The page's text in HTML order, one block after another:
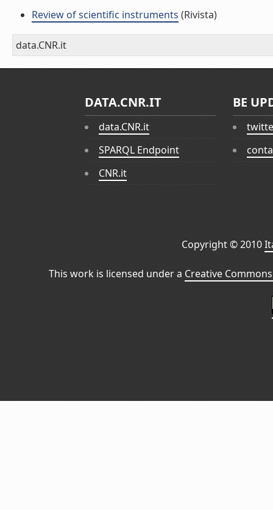
Review of scientific instruments (Rivista)
data.CNR.it
DATA.CNR.IT
data.CNR.it
SPARQL Endpoint
CNR.it
BE
Copyright © 2010
This work is licensed under a Creative